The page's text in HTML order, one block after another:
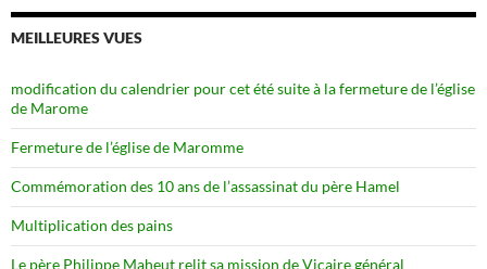
MEILLEURES VUES
modification du calendrier pour cet été suite à la fermeture de l’église
de Marome
Fermeture de l’église de Maromme
Commémoration des 10 ans de l’assassinat du père Hamel
Multiplication des pains
Le père Philippe Maheut relit sa mission de Vicaire général